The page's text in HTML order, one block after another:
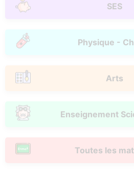
SES
Physique -
Arts
Enseignement
Toutes les